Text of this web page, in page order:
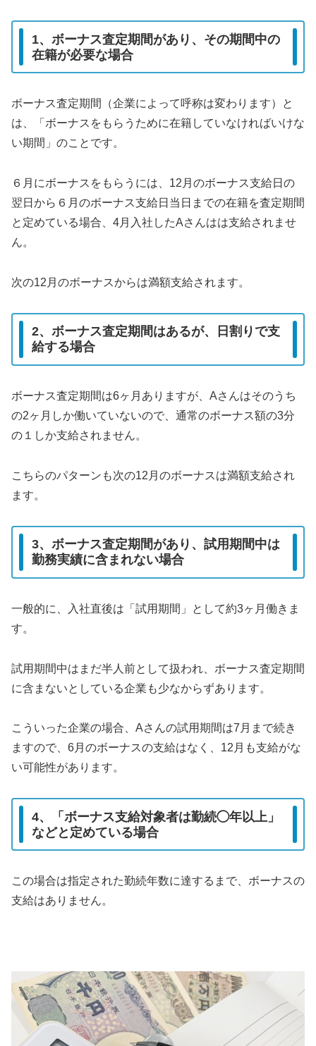
1、ボーナス査定期間があり、その期間中の
在籍が必要な場合
ボーナス査定期間（企業によって呼称は変わります）と
は、「ボーナスをもらうために在籍していなければいけな
い期間」のことです。
６月にボーナスをもらうには、12月のボーナス支給日の
翌日から６月のボーナス支給日当日までの在籍を査定期間
と定めている場合、4月入社したAさんはは支給されませ
ん。
次の12月のボーナスからは満額支給されます。
2、ボーナス査定期間はあるが、日割りで支
給する場合
ボーナス査定期間は6ヶ月ありますが、Aさんはそのうち
の2ヶ月しか働いていないので、通常のボーナス額の3分
の１しか支給されません。
こちらのパターンも次の12月のボーナスは満額支給され
ます。
3、ボーナス査定期間があり、試用期間中は
勤務実績に含まれない場合
一般的に、入社直後は「試用期間」として約3ヶ月働きま
す。
試用期間中はまだ半人前として扱われ、ボーナス査定期間
に含まないとしている企業も少なからずあります。
こういった企業の場合、Aさんの試用期間は7月まで続き
ますので、6月のボーナスの支給はなく、12月も支給がな
い可能性があります。
4、「ボーナス支給対象者は勤続◯年以上」
などと定めている場合
この場合は指定された勤続年数に達するまで、ボーナスの
支給はありません。